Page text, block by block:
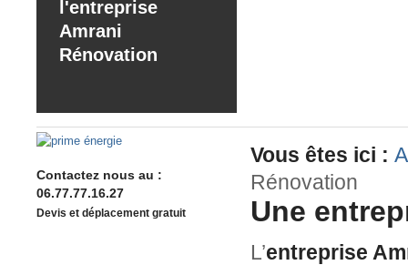
l'entreprise
Amrani
Rénovation
Vous êtes ici :
Rénovation
Une
L’entreprise
Contactez nous au :
06.77.77.16.27
Devis et déplacement gratuit